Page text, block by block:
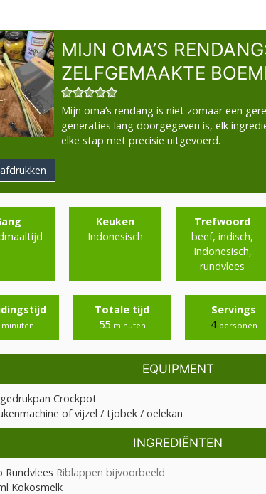
MIJN OMA’S
ZELFGEMAAKTE
Mijn oma’s rendang is niet zomaar een
generaties lang doorgegeven is, elk
elke stap met precisie uitgevoerd.
Keuken
Indonesisch
Trefwoord
beef, indisch,
Indonesisch,
rundvlees
minuten
Totale tijd
55 minuten
Servings
4 personen
EQUIPMENT
Crockpot
of vijzel / tjobek / oelekan
INGREDIËNTEN
Rundvlees Riblappen bijvoorbeeld
Kokosmelk